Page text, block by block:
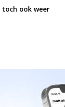
ook weer